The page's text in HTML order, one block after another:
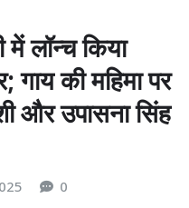
में लॉन्च किया
गाय की महिमा पर
और उपासना सिंह
0